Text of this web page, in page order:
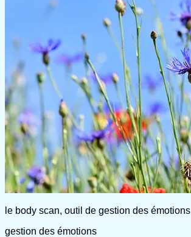
le body scan, outil de gestion des émotions
gestion des émotions